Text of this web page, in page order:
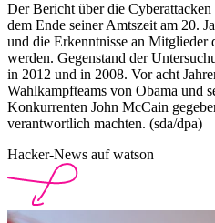
Der Bericht über die
dem Ende seiner Amtszeit am 20.
und die Erkenntnisse an Mitglieder
werden. Gegenstand der
in 2012 und in 2008. Vor acht
Wahlkampfteams von Obama und
Konkurrenten John McCain
verantwortlich machten. (sda/dpa)
Hacker-News auf watson